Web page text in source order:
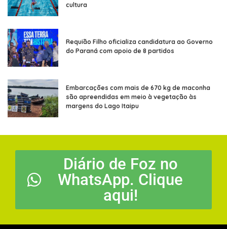
cultura
Requião Filho oficializa candidatura ao Governo
do Paraná com apoio de 8 partidos
Embarcações com mais de 670 kg de maconha
são apreendidas em meio à vegetação às
margens do Lago Itaipu
Diário de Foz no
WhatsApp. Clique
aqui!